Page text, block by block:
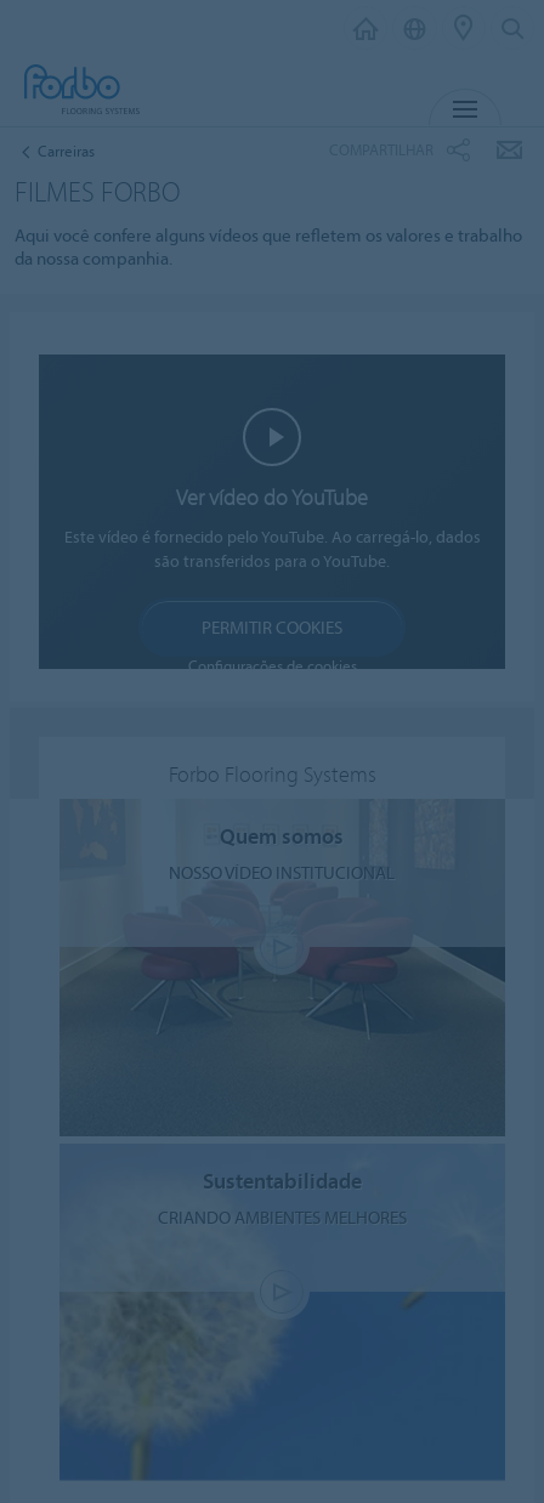
Carreiras
FILMES FORBO
Aqui você confere alguns vídeos que refletem os valores e trabalho
da nossa companhia.
Ver vídeo do YouTube
Este vídeo é fornecido pelo YouTube. Ao carregá-lo, dados
são transferidos para o YouTube.
PERMITIR COOKIES
Configurações de cookies
Forbo Flooring Systems
Quem somos
NOSSO VÍDEO INSTITUCIONAL
Sustentabilidade
CRIANDO AMBIENTES MELHORES